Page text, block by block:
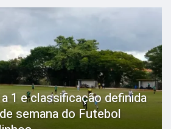
1 e classificação definida
semana do Futebol